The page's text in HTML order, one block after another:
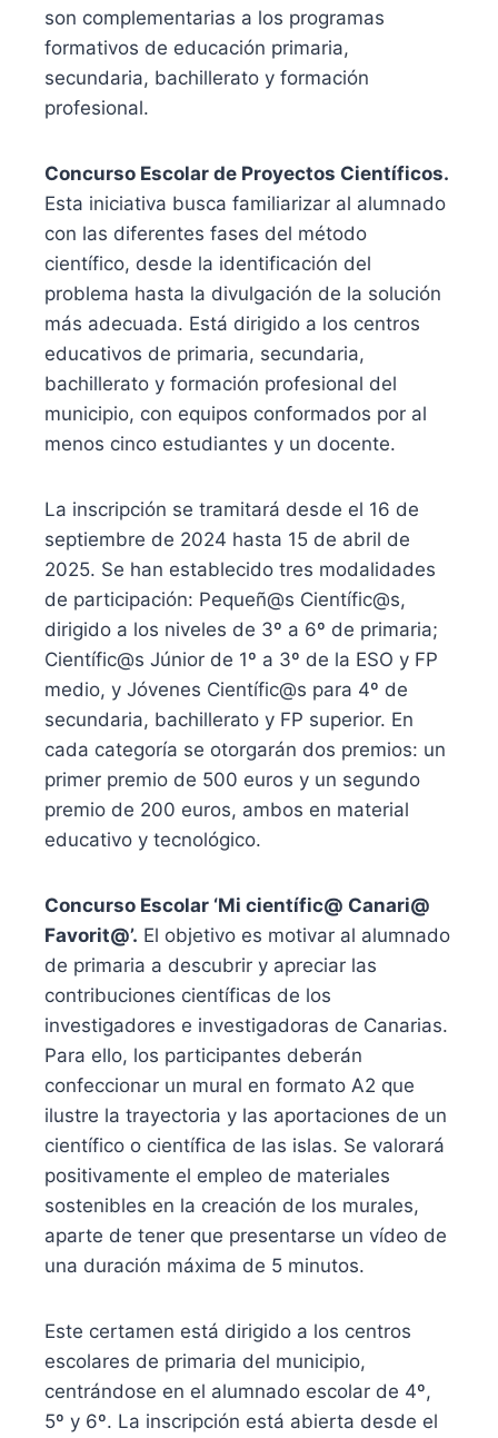
son complementarias a los programas
formativos de educación primaria,
secundaria, bachillerato y formación
profesional.
Concurso Escolar de Proyectos Científicos.
Esta iniciativa busca familiarizar al alumnado
con las diferentes fases del método
científico, desde la identificación del
problema hasta la divulgación de la solución
más adecuada. Está dirigido a los centros
educativos de primaria, secundaria,
bachillerato y formación profesional del
municipio, con equipos conformados por al
menos cinco estudiantes y un docente.
La inscripción se tramitará desde el 16 de
septiembre de 2024 hasta 15 de abril de
2025. Se han establecido tres modalidades
de participación: Pequeñ@s Científic@s,
dirigido a los niveles de 3º a 6º de primaria;
Científic@s Júnior de 1º a 3º de la ESO y FP
medio, y Jóvenes Científic@s para 4º de
secundaria, bachillerato y FP superior. En
cada categoría se otorgarán dos premios: un
primer premio de 500 euros y un segundo
premio de 200 euros, ambos en material
educativo y tecnológico.
Concurso Escolar ‘Mi científic@ Canari@
Favorit@’. El objetivo es motivar al alumnado
de primaria a descubrir y apreciar las
contribuciones científicas de los
investigadores e investigadoras de Canarias.
Para ello, los participantes deberán
confeccionar un mural en formato A2 que
ilustre la trayectoria y las aportaciones de un
científico o científica de las islas. Se valorará
positivamente el empleo de materiales
sostenibles en la creación de los murales,
aparte de tener que presentarse un vídeo de
una duración máxima de 5 minutos.
Este certamen está dirigido a los centros
escolares de primaria del municipio,
centrándose en el alumnado escolar de 4º,
5º y 6º. La inscripción está abierta desde el